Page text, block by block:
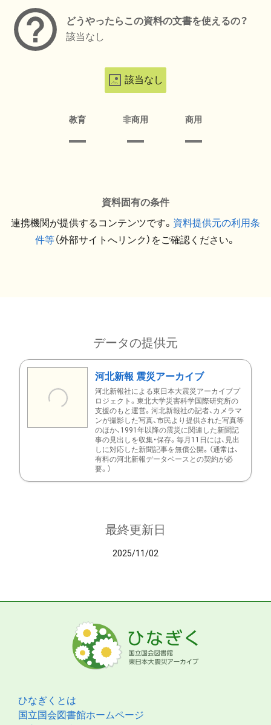
どうやったらこの資料の文書を使えるの？
該当なし
該当なし
教育 非商用 商用
資料固有の条件
連携機関が提供するコンテンツです。 資料提供元の利用条
件等（外部サイトへリンク）をご確認ください。
データの提供元
河北新報 震災アーカイブ
河北新報社による東日本大震災アーカイブプ
ロジェクト。東北大学災害科学国際研究所の
支援のもと運営。河北新報社の記者、カメラマ
ンが撮影した写真、市民より提供された写真等
のほか、1991年以降の震災に関連した新聞記
事の見出しを収集・保存。毎月11日には、見出
しに対応した新聞記事を無償公開。（通常は、
有料の河北新報データベースとの契約が必
要。）
最終更新日
2025/11/02
ひなぎくとは
国立国会図書館ホームページ